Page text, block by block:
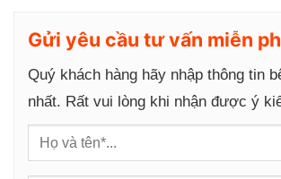
Gửi yêu cầu tư vấn miễn
Quý khách hàng hãy nhập thông tin
nhất. Rất vui lòng khi nhận được ý